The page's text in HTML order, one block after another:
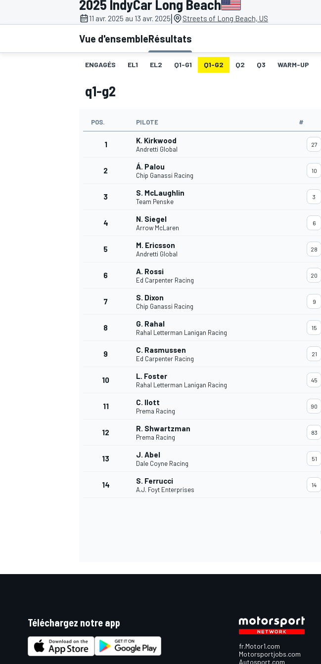
2025 IndyCar Long Beach
11 avr. 2025 au 13 avr. 2025| Streets of Long Beach, US
Vue d'ensembleRésultats
ENGAGÉS EL1 EL2 Q1-G1 Q1-G2 Q2 Q3 WARM-UP
q1-g2
POS. PILOTE #
1 K. Kirkwood
Andretti Global
27
2 Á. Palou
Chip Ganassi Racing
10
3 S. McLaughlin
Team Penske
3
4 N. Siegel
Arrow McLaren
6
5 M. Ericsson
Andretti Global
28
6 A. Rossi
Ed Carpenter Racing
20
7 S. Dixon
Chip Ganassi Racing
9
8 G. Rahal
Rahal Letterman Lanigan Racing
15
9 C. Rasmussen
Ed Carpenter Racing
21
10 L. Foster
Rahal Letterman Lanigan Racing
45
11 C. Ilott
Prema Racing
90
12 R. Shwartzman
Prema Racing
83
13 J. Abel
Dale Coyne Racing
51
14 S. Ferrucci
A.J. Foyt Enterprises
14
Téléchargez notre app
fr.Motor1.com
Motorsportjobs.com
Autosport.com